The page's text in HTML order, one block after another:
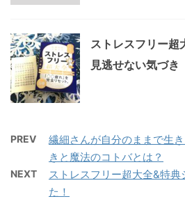
ストレスフリー超
見逃せない気づき
PREV
繊細さんが自分のままで生
きと魔法のコトバとは？
NEXT
ストレスフリー超大全&特
た！